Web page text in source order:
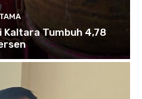
Kaltara Tumbuh 4,78